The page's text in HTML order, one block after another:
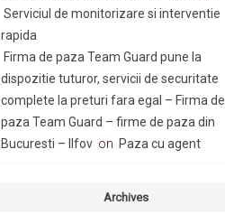
Serviciul de monitorizare si interventie
rapida
Firma de paza Team Guard pune la
dispozitie tuturor, servicii de securitate
complete la preturi fara egal – Firma de
paza Team Guard – firme de paza din
Bucuresti – Ilfov on Paza cu agent
Archives